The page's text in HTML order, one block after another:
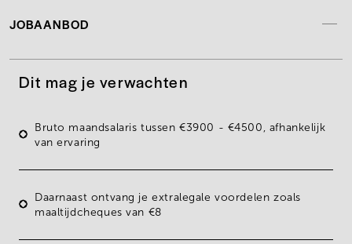
JOBAANBOD
Dit mag je verwachten
Bruto maandsalaris tussen €3900 - €4500
, afhankelijk
van ervaring
Daarnaast ontvang jeextralegale voordelen zoals
maaltijdcheques van €8